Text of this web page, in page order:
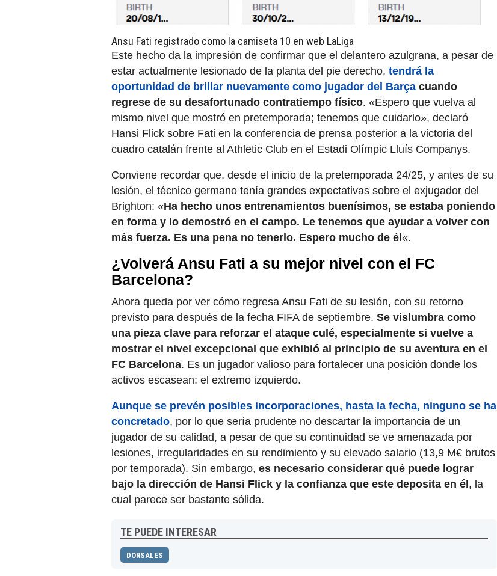
Ansu Fati registrado como la camiseta 10 en web LaLiga
Este hecho da la impresión de confirmar que el delantero azulgrana, a pesar de
estar actualmente lesionado de la planta del pie derecho, tendrá la
oportunidad de brillar nuevamente como jugador del Barça cuando
regrese de su desafortunado contratiempo físico. «Espero que vuelva al
mismo nivel que mostró en pretemporada; tenemos que cuidarlo», declaró
Hansi Flick sobre Fati en la conferencia de prensa posterior a la victoria del
cuadro catalán frente al Athletic Club en el Estadi Olímpic Lluís Companys.
Conviene recordar que, desde el inicio de la pretemporada 24/25, y antes de su
lesión, el técnico germano tenía grandes expectativas sobre el exjugador del
Brighton: «Ha hecho unos entrenamientos buenísimos, se estaba poniendo
en forma y lo demostró en el campo. Le tenemos que ayudar a volver con
más fuerza. Es una pena no tenerlo. Espero mucho de él «.
¿Volverá Ansu Fati a su mejor nivel con el FC
Barcelona?
Ahora queda por ver cómo regresa Ansu Fati de su lesión, con su retorno
previsto para después de la fecha FIFA de septiembre. Se vislumbra como
una pieza clave para reforzar el ataque culé, especialmente si vuelve a
mostrar el nivel excepcional que exhibió al principio de su aventura en el
FC Barcelona. Es un jugador valioso para fortalecer una posición donde los
activos escasean: el extremo izquierdo.
Aunque se prevén posibles incorporaciones, hasta la fecha, ninguno se ha
concretado, por lo que sería prudente no descartar la importancia de un
jugador de su calidad, a pesar de que su continuidad se ve amenazada por
lesiones, irregularidades en su rendimiento y su elevado salario (13,9 M€ brutos
por temporada). Sin embargo, es necesario considerar qué puede lograr
bajo la dirección de Hansi Flick y la confianza que este deposita en él , la
cual parece ser bastante sólida.
TE PUEDE INTERESAR
DORSALES